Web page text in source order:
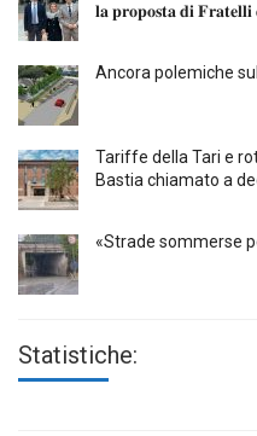
𝐥𝐚 𝐩𝐫𝐨𝐩𝐨𝐬𝐭𝐚 𝐝𝐢 𝐅𝐫𝐚𝐭𝐞𝐥𝐥𝐢
Ancora polemiche
Tariffe della Tari e
Bastia chiamato a
«Strade sommerse
Statistiche: